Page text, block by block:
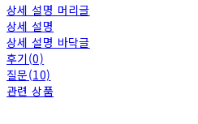
상세 설명 머리글
상세 설명
상세 설명 바닥글
후기(0)
질문(10)
관련 상품